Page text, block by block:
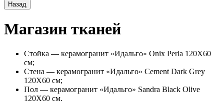
Назад
Магазин тканей
Стойка — керамогранит «Идальго» Onix Perla 120Х60
см;
Стена — керамогранит «Идальго» Cement Dark Grey
120Х60 см;
Пол — керамогранит «Идальго» Sandra Black Olive
120Х60 см.